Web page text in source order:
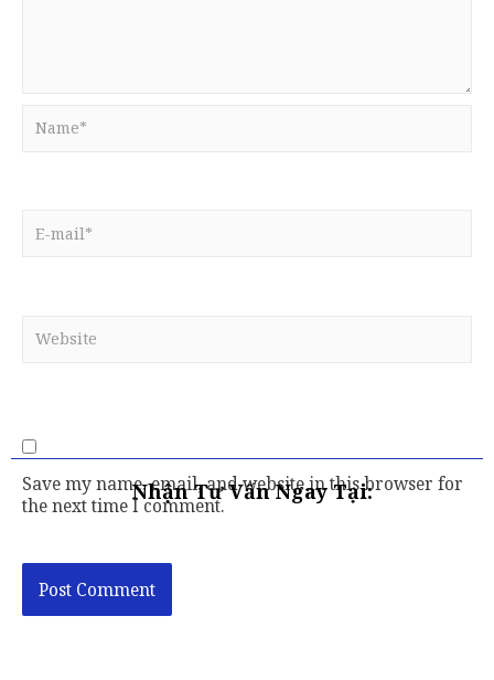
Save my name, email, and website in this browser for
the next time I comment.
Nhận Tư Vấn Ngay Tại: